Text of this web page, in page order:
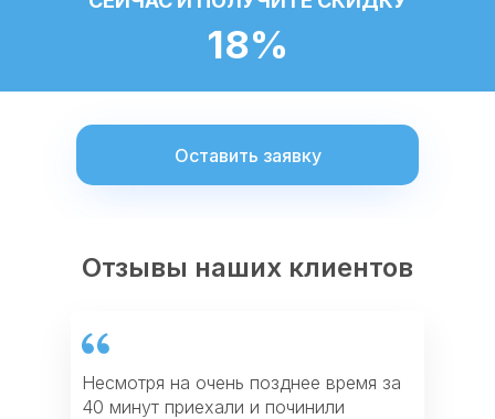
18%
Оставить заявку
Отзывы наших клиентов
Несмотря на очень позднее время за
40 минут приехали и починили
Отзывы наших клиентов
Оставил заявку на сайте на ремонт
посудомойки и через 40 минут
Отзывы наших клиентов
Благодарю за ремонт кондиционера.
Приехали быстро и как пенсионеру